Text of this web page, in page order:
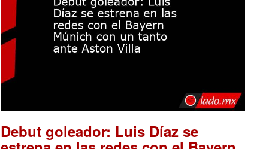
Debut goleador: Luis Díaz se